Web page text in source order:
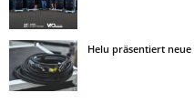
Helu präsentiert